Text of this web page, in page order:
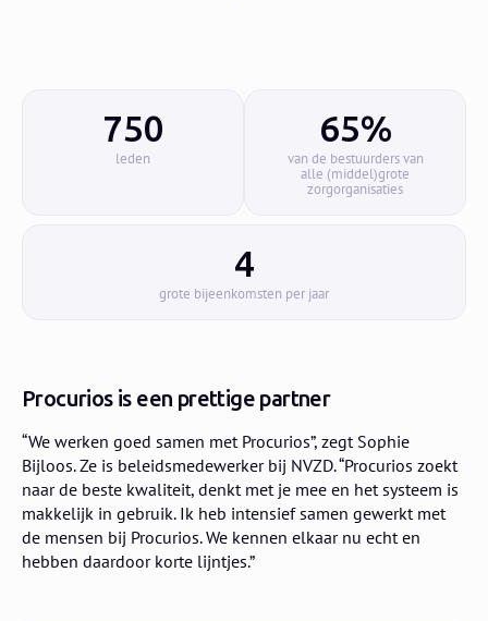
750
leden
65%
van de bestuurders van
alle (middel)grote
zorgorganisaties
4
grote bijeenkomsten per jaar
Procurios is een prettige partner
“We werken goed samen met Procurios”, zegt Sophie
Bijloos. Ze is beleidsmedewerker bij NVZD. “Procurios zoekt
naar de beste kwaliteit, denkt met je mee en het systeem is
makkelijk in gebruik. Ik heb intensief samen gewerkt met
de mensen bij Procurios. We kennen elkaar nu echt en
hebben daardoor korte lijntjes.”